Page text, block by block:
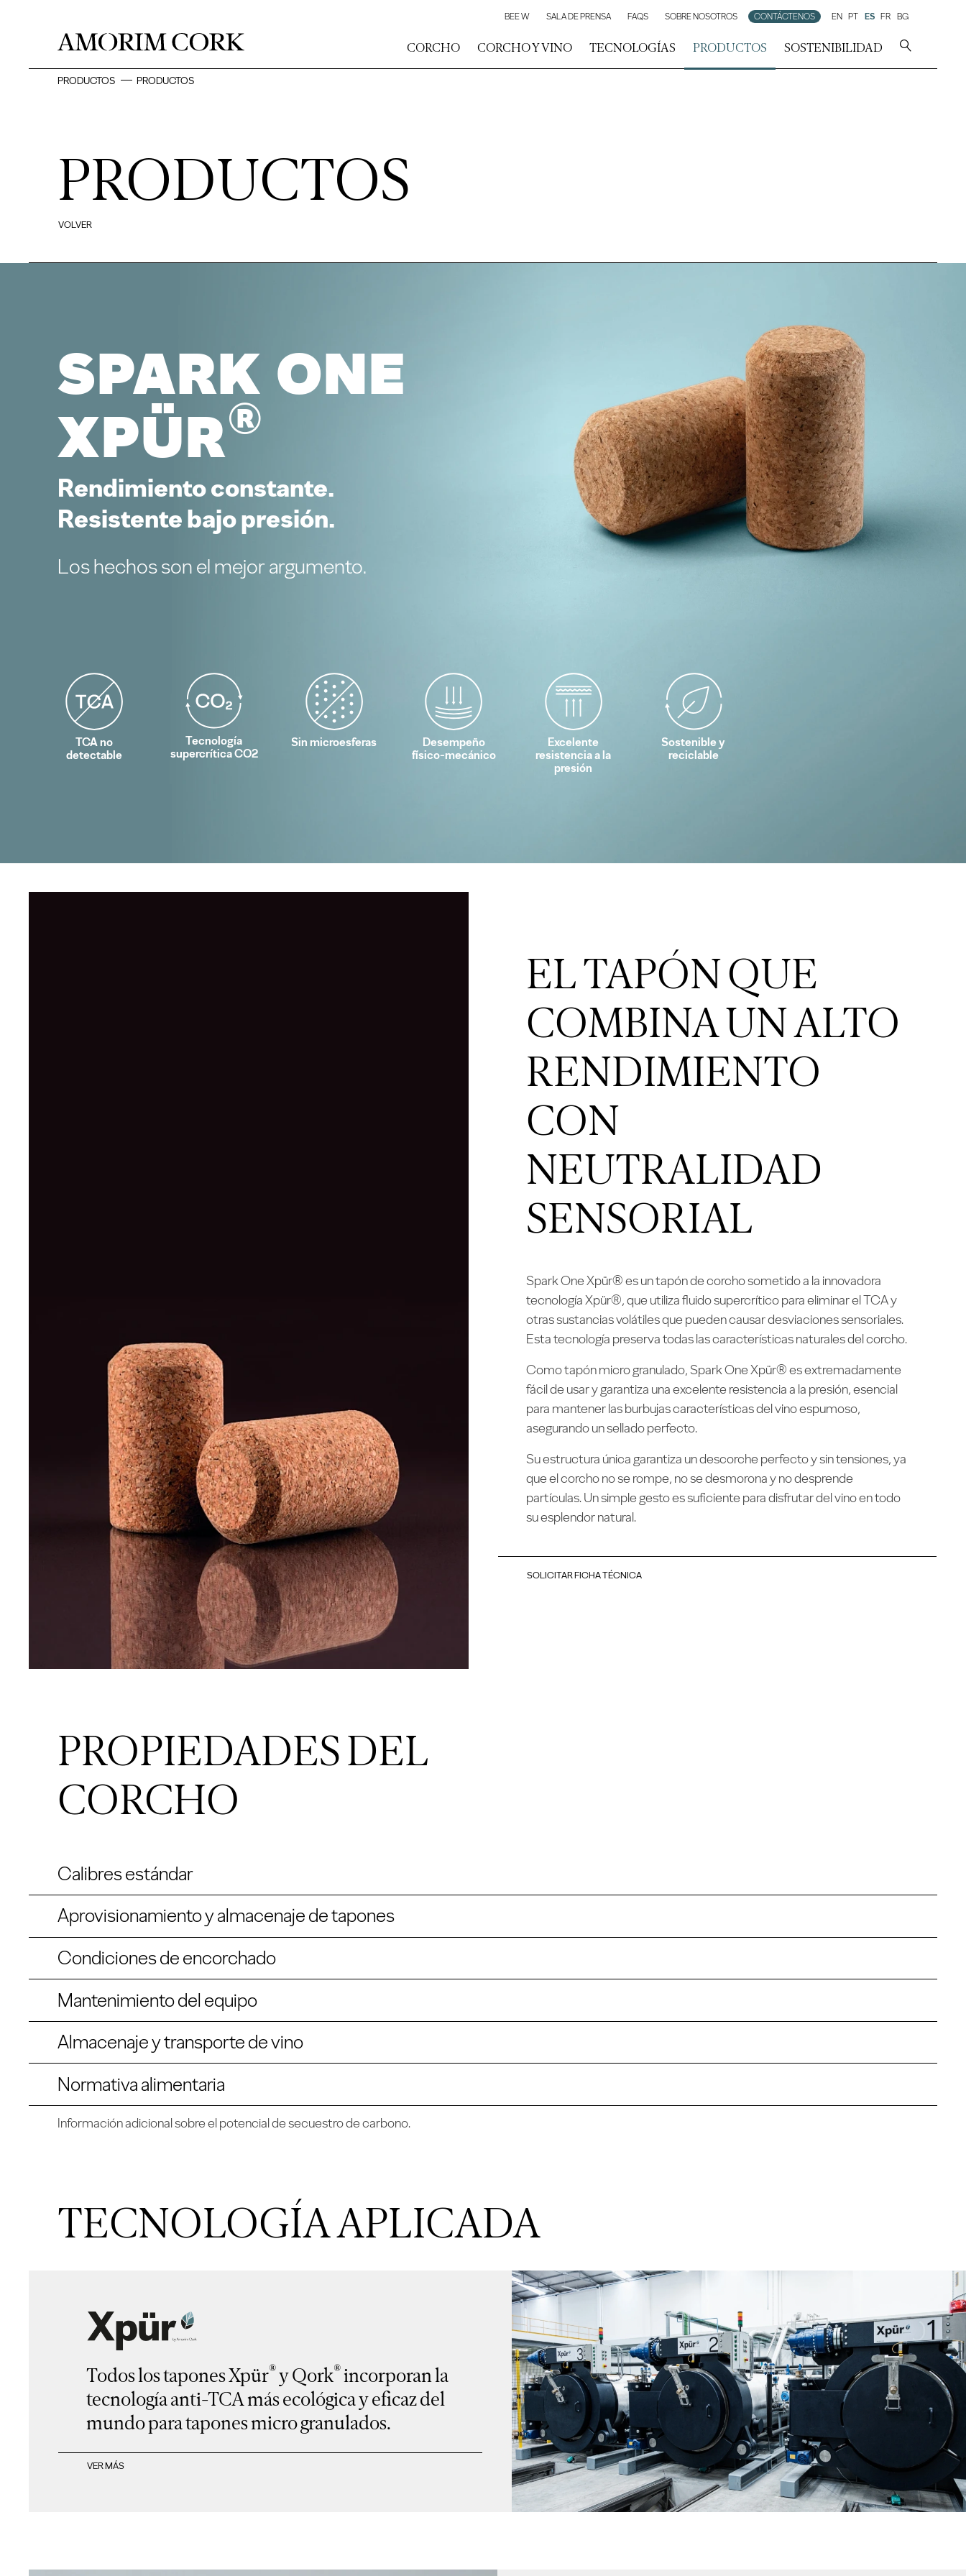
CORCHO CORCHO Y VINO TECNOLOGÍAS PRODUCTOS SOSTENIBILIDAD
BEE W SALA DE PRENSA FAQS SOBRE NOSOTROS CONTÁCTENOS EN PT ES FR BG
PRODUCTOS PRODUCTOS
PRODUCTOS
VOLVER
Spark One
Xpür®
Rendimiento constante.
Resistente bajo presión.
Los hechos son el mejor argumento.
TCA no
detectable
Tecnología
supercrítica CO2
Sin microesferas
Desempeño
físico-mecánico
Excelente
resistencia a la
presión
Sostenible y
reciclable
EL TAPÓN QUE
COMBINA UN ALTO
RENDIMIENTO
CON
NEUTRALIDAD
SENSORIAL
Spark One Xpür® es un tapón de corcho sometido a la innovadora
tecnología Xpür®, que utiliza fluido supercrítico para eliminar el TCA y
otras sustancias volátiles que pueden causar desviaciones sensoriales.
Esta tecnología preserva todas las características naturales del corcho.
Como tapón micro granulado, Spark One Xpür® es extremadamente
fácil de usar y garantiza una excelente resistencia a la presión, esencial
para mantener las burbujas características del vino espumoso,
asegurando un sellado perfecto.
Su estructura única garantiza un descorche perfecto y sin tensiones, ya
que el corcho no se rompe, no se desmorona y no desprende
partículas. Un simple gesto es suficiente para disfrutar del vino en todo
su esplendor natural.
SOLICITAR FICHA TÉCNICA
PROPIEDADES DEL
CORCHO
Calibres estándar
Aprovisionamiento y almacenaje de tapones
Condiciones de encorchado
Mantenimiento del equipo
Almacenaje y transporte de vino
Normativa alimentaria
Información adicional sobre el potencial de secuestro de carbono.
TECNOLOGÍA APLICADA
Todos los tapones Xpür®y Qork®incorporan la
tecnología anti-TCA más ecológica y eficaz del
mundo para tapones micro granulados.
VER MÁS